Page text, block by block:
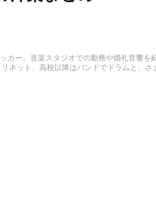
カー。音楽スタジオでの勤務や婚礼音響
ネット、高校以降はバンドでドラムと、